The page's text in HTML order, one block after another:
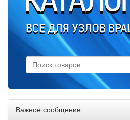
ВСЕ ДЛЯ УЗЛОВ
Важное сообщение